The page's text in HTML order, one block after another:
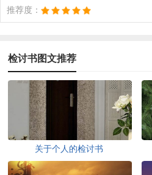
推荐度：
检讨书图文推荐
关于个人的检讨书